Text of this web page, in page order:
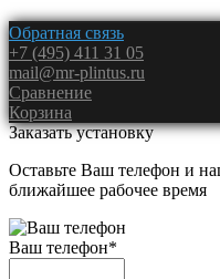
Обратная связь
+7 (495) 411 31 05
mail@mr-plintus.ru
Сравнение
Корзина
Заказать установку
Оставьте Ваш телефон и
ближайшее рабочее время
Ваш телефон*